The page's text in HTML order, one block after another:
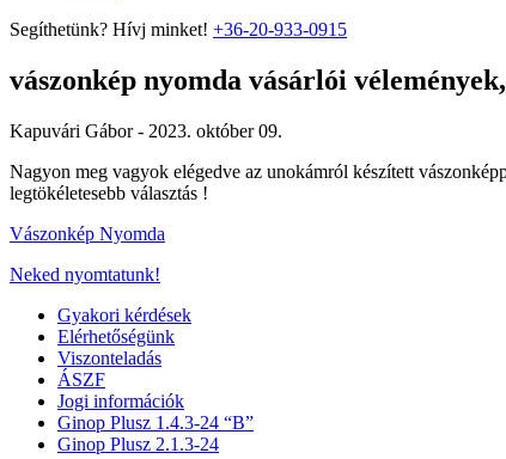
Segíthetünk? Hívj minket! +36-20-933-0915
vászonkép nyomda vásárlói
Kapuvári Gábor - 2023. október 09.
Nagyon meg vagyok elégedve az unokámról készített
legtökéletesebb választás !
Vászonkép Nyomda
Neked nyomtatunk!
Gyakori kérdések
Elérhetőségünk
Viszonteladás
ÁSZF
Jogi információk
Ginop Plusz 1.4.3-24 “B”
Ginop Plusz 2.1.3-24